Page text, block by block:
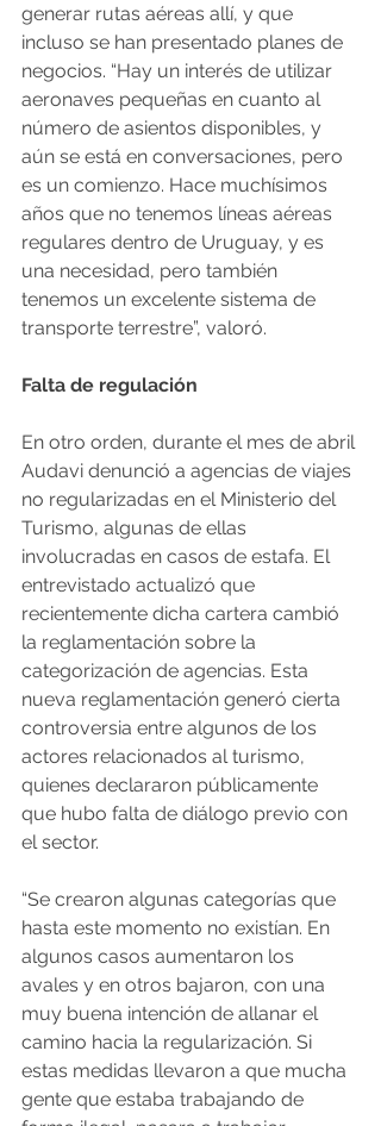
generar rutas aéreas allí, y que
incluso se han presentado planes de
negocios. “Hay un interés de utilizar
aeronaves pequeñas en cuanto al
número de asientos disponibles, y
aún se está en conversaciones, pero
es un comienzo. Hace muchísimos
años que no tenemos líneas aéreas
regulares dentro de Uruguay, y es
una necesidad, pero también
tenemos un excelente sistema de
transporte terrestre”, valoró.
Falta de regulación
En otro orden, durante el mes de abril
Audavi denunció a agencias de viajes
no regularizadas en el Ministerio del
Turismo, algunas de ellas
involucradas en casos de estafa. El
entrevistado actualizó que
recientemente dicha cartera cambió
la reglamentación sobre la
categorización de agencias. Esta
nueva reglamentación generó cierta
controversia entre algunos de los
actores relacionados al turismo,
quienes declararon públicamente
que hubo falta de diálogo previo con
el sector.
“Se crearon algunas categorías que
hasta este momento no existían. En
algunos casos aumentaron los
avales y en otros bajaron, con una
muy buena intención de allanar el
camino hacia la regularización. Si
estas medidas llevaron a que mucha
gente que estaba trabajando de